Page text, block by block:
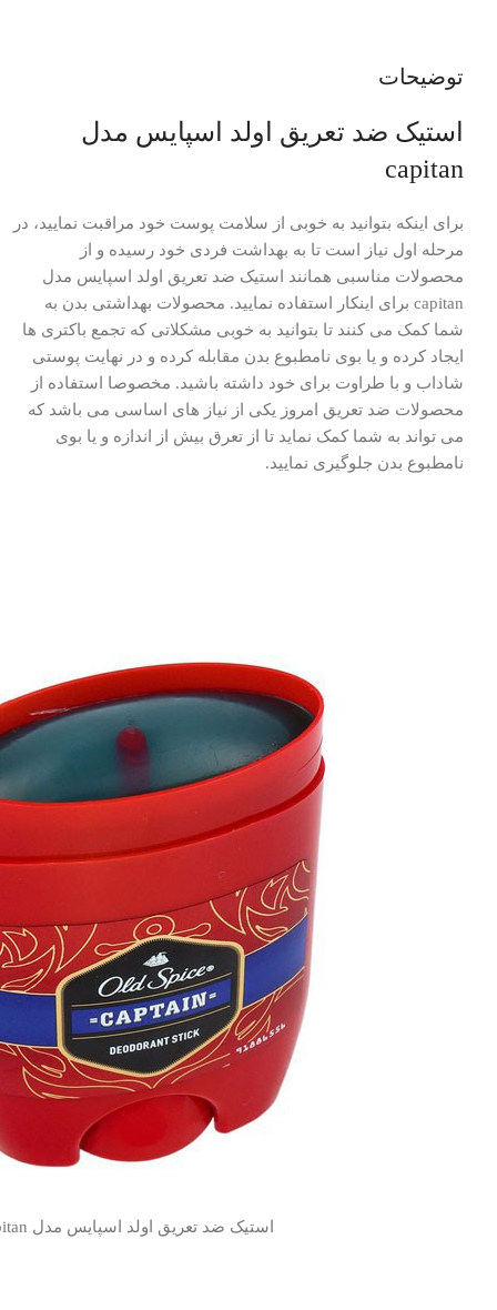
توضیحات
استیک ضد تعریق اولد اسپایس مدل
capitan
برای اینکه بتوانید به خوبی از سلامت پوست خود مراقبت نمایید، در
مرحله اول نیاز است تا به بهداشت فردی خود رسیده و از
محصولات مناسبی همانند استیک ضد تعریق اولد اسپایس مدل
capitan برای اینکار استفاده نمایید. محصولات بهداشتی بدن به
شما کمک می کنند تا بتوانید به خوبی مشکلاتی که تجمع باکتری ها
ایجاد کرده و یا بوی نامطبوع بدن مقابله کرده و در نهایت پوستی
شاداب و با طراوت برای خود داشته باشید. مخصوصا استفاده از
محصولات ضد تعریق امروز یکی از نیاز های اساسی می باشد که
می تواند به شما کمک نماید تا از تعرق بیش از اندازه و یا بوی
نامطبوع بدن جلوگیری نمایید.
استیک ضد تعریق اولد اسپایس مدل capitan